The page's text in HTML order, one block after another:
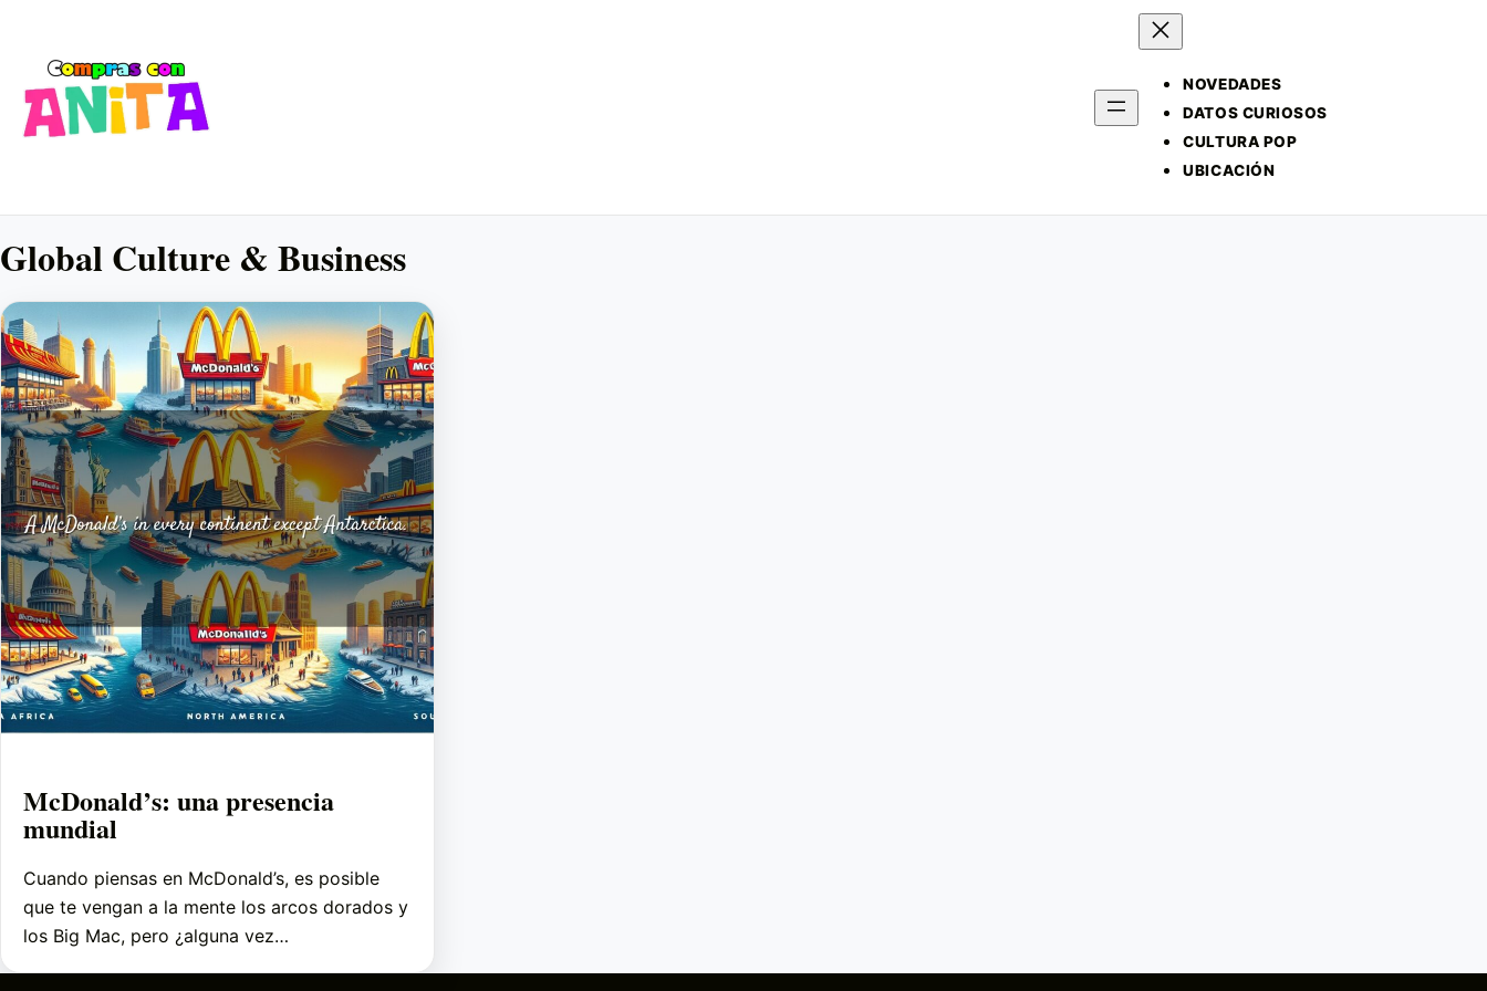
NOVEDADES
DATOS CURIOSOS
CULTURA POP
UBICACIÓN
Global Culture & Business
McDonald’s: una presencia
mundial
Cuando piensas en McDonald’s, es posible
que te vengan a la mente los arcos dorados y
los Big Mac, pero ¿alguna vez…